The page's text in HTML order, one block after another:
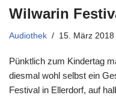
Wilwarin
Audiothek 15. März 2018
Pünktlich zum Kindertag
diesmal wohl selbst ein
Festival in Ellerdorf, auf